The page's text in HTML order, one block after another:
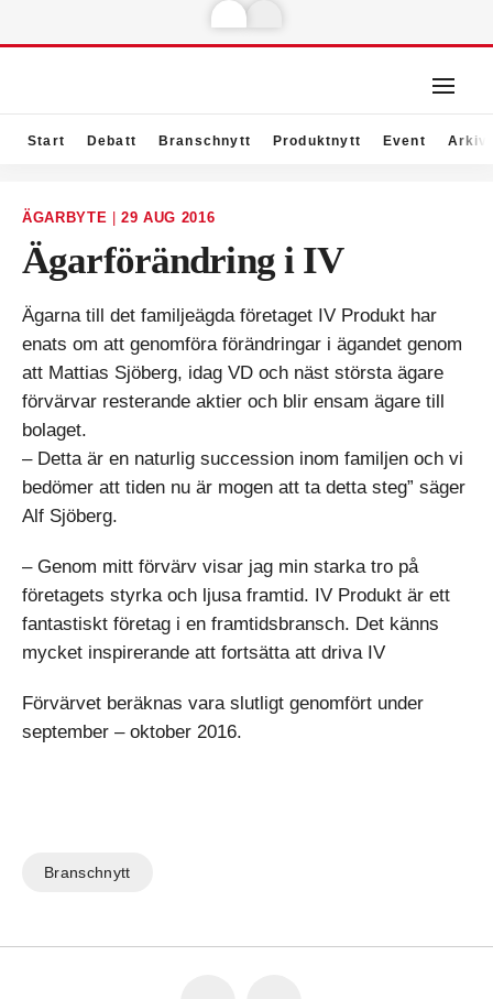
Start Debatt Branschnytt Produktnytt Event Arkiv
ÄGARBYTE 29 AUG 2016
Ägarförändring i IV
Ägarna till det familjeägda företaget IV Produkt har
enats om att genomföra förändringar i ägandet genom
att Mattias Sjöberg, idag VD och näst största ägare
förvärvar resterande aktier och blir ensam ägare till
bolaget.
– Detta är en naturlig succession inom familjen och vi
bedömer att tiden nu är mogen att ta detta steg” säger
Alf Sjöberg.
– Genom mitt förvärv visar jag min starka tro på
företagets styrka och ljusa framtid. IV Produkt är ett
fantastiskt företag i en framtidsbransch. Det känns
mycket inspirerande att fortsätta att driva IV
Förvärvet beräknas vara slutligt genomfört under
september – oktober 2016.
Branschnytt